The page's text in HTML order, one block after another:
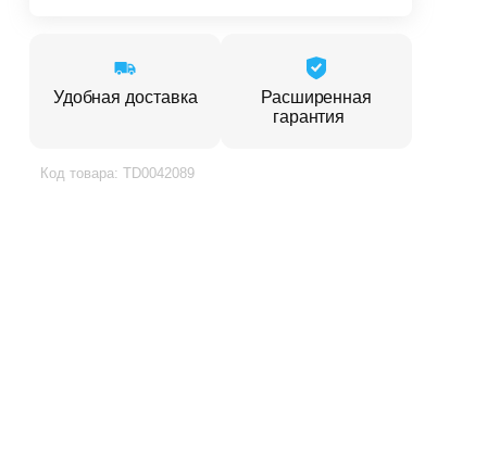
Удобная доставка
Расширенная
гарантия
Код товара: TD0042089